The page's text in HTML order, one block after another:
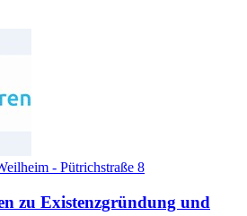
- Pütrichstraße 8
zu Existenzgründung und